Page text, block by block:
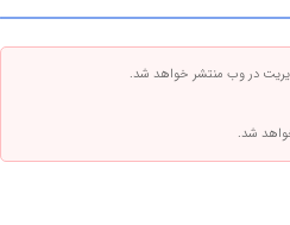
در وب منتشر خواهد شد.
شد.